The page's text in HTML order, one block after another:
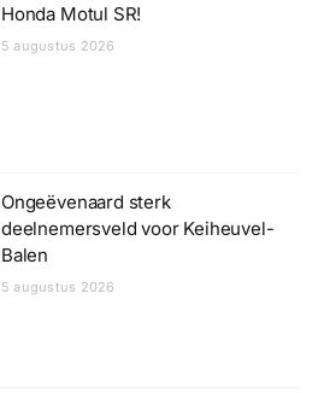
Honda Motul SR!
5 augustus 2026
Ongeëvenaard sterk
deelnemersveld voor Keiheuvel-
Balen
5 augustus 2026